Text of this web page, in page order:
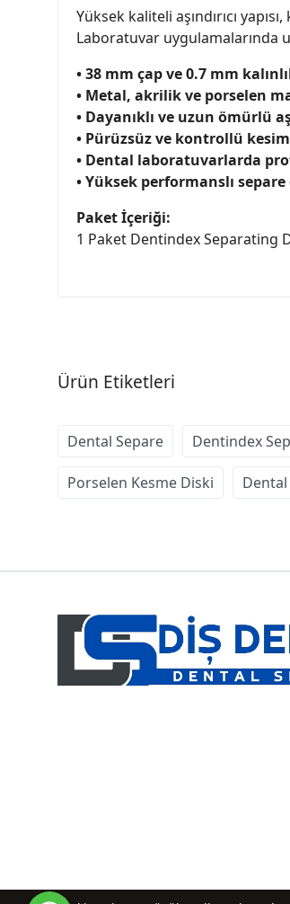
Yüksek kaliteli aşındırıcı
Laboratuvar uygulamalarında
• 38 mm çap ve 0.7 mm
• Metal, akrilik ve porselen
• Dayanıklı ve uzun ömürlü
• Pürüzsüz ve kontrollü
• Dental laboratuvarlarda
• Yüksek performanslı
Paket İçeriği:
1 Paket Dentindex Separating
Ürün Etiketleri
Dental Separe Dentindex
Porselen Kesme Diski Dental